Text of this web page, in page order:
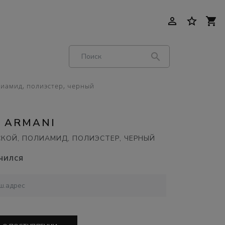
person_outline star_border shopping_cart
search
полиэстер, черный
ARMANI
ПОЛИАМИД, ПОЛИЭСТЕР, ЧЕРНЫЙ